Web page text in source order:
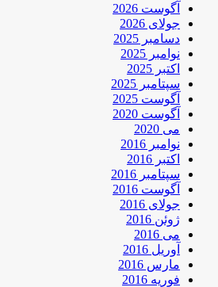
آگوست 2026
جولای 2026
دسامبر 2025
نوامبر 2025
اکتبر 2025
سپتامبر 2025
آگوست 2025
آگوست 2020
می 2020
نوامبر 2016
اکتبر 2016
سپتامبر 2016
آگوست 2016
جولای 2016
ژوئن 2016
می 2016
آوریل 2016
مارس 2016
فوریه 2016